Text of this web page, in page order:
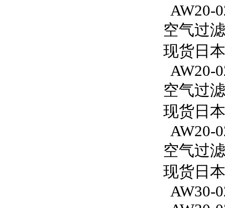
AW20-
空气过
现货日
AW20-
空气过
现货日
AW20-
空气过
现货日
AW30-